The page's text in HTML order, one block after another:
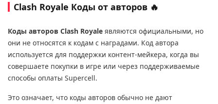
Clash Royale Коды от авторов 🔥
Коды авторов Clash Royale являются официальными, но
они не относятся к кодам с наградами. Код автора
используется для поддержки контент-мейкера, когда вы
совершаете покупки в игре или через поддерживаемые
способы оплаты Supercell.
Это означает, что коды авторов обычно не дают